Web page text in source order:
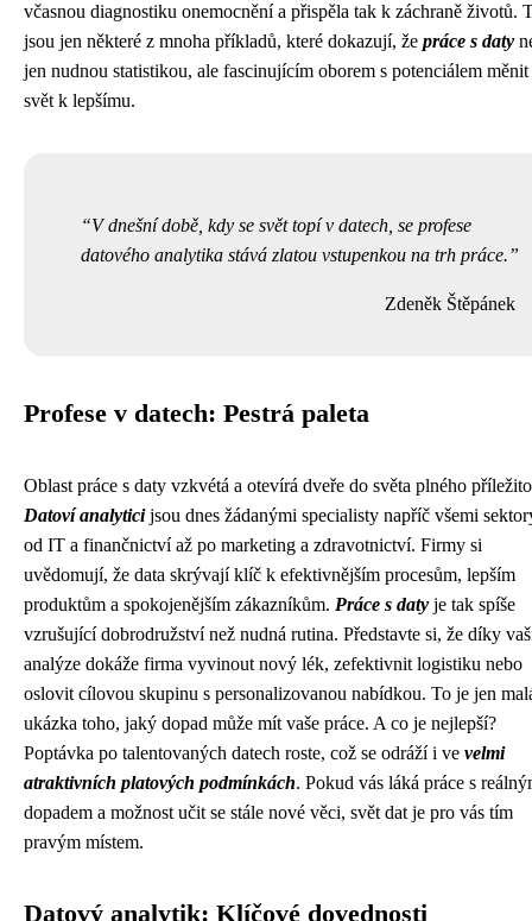
včasnou diagnostiku onemocnění a přispěla tak k záchraně životů.
jsou jen některé z mnoha příkladů, které dokazují, že práce s daty
jen nudnou statistikou, ale fascinujícím oborem s potenciálem měnit
svět k lepšímu.
V dnešní době, kdy se svět topí v datech, se profese
datového analytika stává zlatou vstupenkou na trh práce.
Zdeněk Štěpánek
Profese v datech: Pestrá paleta
Oblast práce s daty vzkvétá a otevírá dveře do světa plného
Datoví analyticijsou dnes žádanými specialisty napříč všemi
od IT a finančnictví až po marketing a zdravotnictví. Firmy si
uvědomují, že data skrývají klíč k efektivnějším procesům, lepším
produktům a spokojenějším zákazníkům. Práce s daty je tak spíše
vzrušující dobrodružství než nudná rutina. Představte si, že díky
analýze dokáže firma vyvinout nový lék, zefektivnit logistiku nebo
oslovit cílovou skupinu s personalizovanou nabídkou. To je jen
ukázka toho, jaký dopad může mít vaše práce. A co je nejlepší?
Poptávka po talentovaných datech roste, což se odráží i ve velmi
atraktivních platových podmínkách. Pokud vás láká práce s
dopadem a možnost učit se stále nové věci, svět dat je pro vás tím
pravým místem.
Datový analytik: Klíčové dovednosti